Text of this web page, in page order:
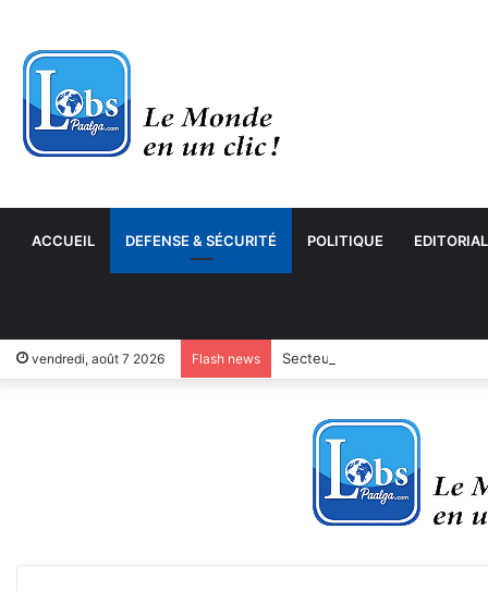
ACCUEIL DEFENSE & SÉCURITÉ POLITIQUE EDITORIAL
vendredi, août 7 2026 Flash news Secteur des cycles et